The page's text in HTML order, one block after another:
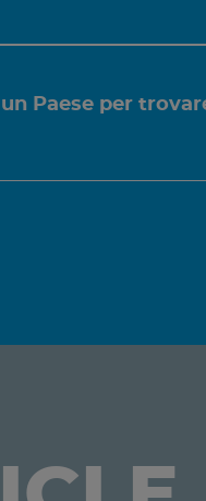
Paese per